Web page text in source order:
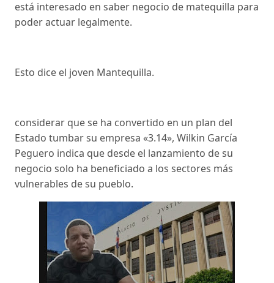
está interesado en saber negocio de matequilla para
poder actuar legalmente.
Esto dice el joven Mantequilla.
considerar que se ha convertido en un plan del
Estado tumbar su empresa «3.14», Wilkin García
Peguero indica que desde el lanzamiento de su
negocio solo ha beneficiado a los sectores más
vulnerables de su pueblo.